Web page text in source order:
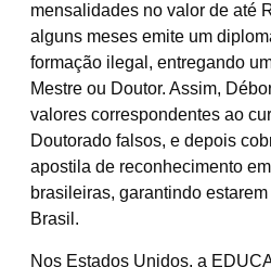
mensalidades no valor de até
alguns meses emite um
formação ilegal, entregando
Mestre ou Doutor. Assim,
valores correspondentes ao
Doutorado falsos, e depois
apostila de reconhecimento
brasileiras, garantindo
Brasil.
​Nos Estados Unidos, a